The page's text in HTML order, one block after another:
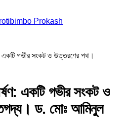
একটি গভীর সংকট ও উত্তরণের পথ।
একটি গভীর সংকট ও
ড. মোঃ আমিনুল